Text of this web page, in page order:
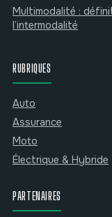
Multimodalité :
l’intermodalité
RUBRIQUES
Auto
Assurance
Moto
Électrique & Hybride
PARTENAIRES